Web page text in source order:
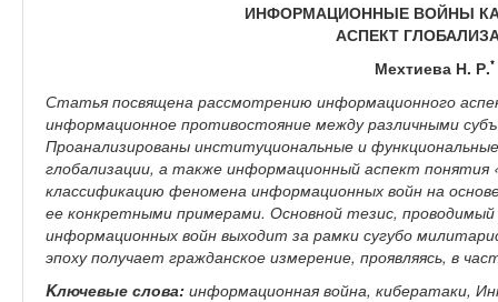
ИНФОРМАЦИОННЫЕ ВОЙНЫ
АСПЕКТ
Мехтиева Н. Р.*
Статья посвящена рассмотрению информационного
информационное противостояние между различными
Проанализированы институциональные и
глобализации, а также информационный аспект понятия
классификацию феномена информационных войн на
ее конкретными примерами. Основной тезис,
информационных войн выходит за рамки сугубо
эпоху получает гражданское измерение, проявляясь, в
Kлючевые слова: информационная война, кибератаки,